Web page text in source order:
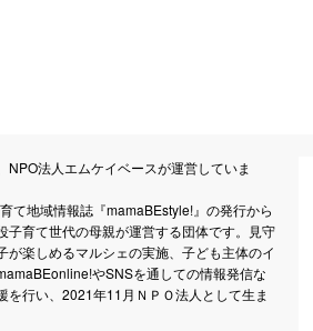
NPO法人エムケイベースが運営していま
て地域情報誌『mamaBEstyle!』の発行から
子育て世代の母親が運営する団体です。見守
が楽しめるマルシェの実施、子ども主体のイ
やSNSを通しての情報発信な
を行い、2021年11月ＮＰＯ法人として生ま